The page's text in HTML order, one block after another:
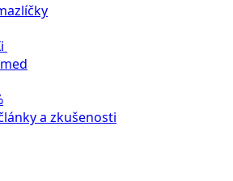
a zkušenosti